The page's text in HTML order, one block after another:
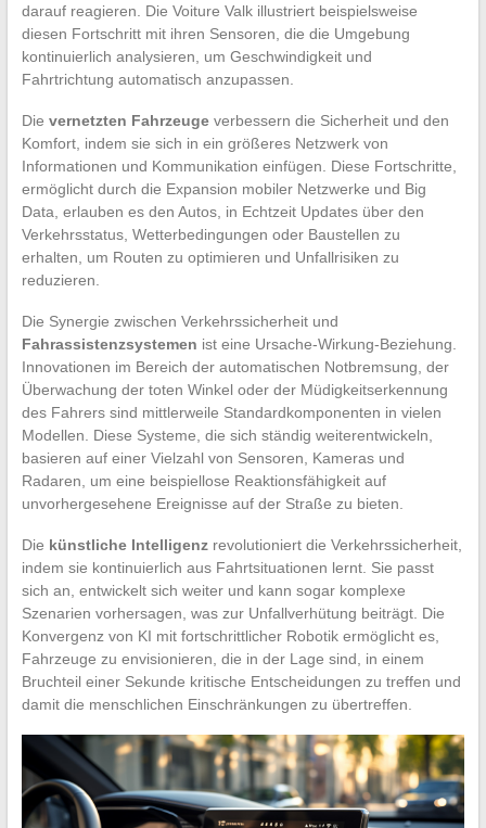
darauf reagieren. Die Voiture Valk illustriert beispielsweise
diesen Fortschritt mit ihren Sensoren, die die Umgebung
kontinuierlich analysieren, um Geschwindigkeit und
Fahrtrichtung automatisch anzupassen.
Die vernetzten Fahrzeugeverbessern die Sicherheit und den
Komfort, indem sie sich in ein größeres Netzwerk von
Informationen und Kommunikation einfügen. Diese Fortschritte,
ermöglicht durch die Expansion mobiler Netzwerke und Big
Data, erlauben es den Autos, in Echtzeit Updates über den
Verkehrsstatus, Wetterbedingungen oder Baustellen zu
erhalten, um Routen zu optimieren und Unfallrisiken zu
reduzieren.
Die Synergie zwischen Verkehrssicherheit und
Fahrassistenzsystemen ist eine Ursache-Wirkung-Beziehung.
Innovationen im Bereich der automatischen Notbremsung, der
Überwachung der toten Winkel oder der Müdigkeitserkennung
des Fahrers sind mittlerweile Standardkomponenten in vielen
Modellen. Diese Systeme, die sich ständig weiterentwickeln,
basieren auf einer Vielzahl von Sensoren, Kameras und
Radaren, um eine beispiellose Reaktionsfähigkeit auf
unvorhergesehene Ereignisse auf der Straße zu bieten.
Die künstliche Intelligenzrevolutioniert die Verkehrssicherheit,
indem sie kontinuierlich aus Fahrtsituationen lernt. Sie passt
sich an, entwickelt sich weiter und kann sogar komplexe
Szenarien vorhersagen, was zur Unfallverhütung beiträgt. Die
Konvergenz von KI mit fortschrittlicher Robotik ermöglicht es,
Fahrzeuge zu envisionieren, die in der Lage sind, in einem
Bruchteil einer Sekunde kritische Entscheidungen zu treffen und
damit die menschlichen Einschränkungen zu übertreffen.